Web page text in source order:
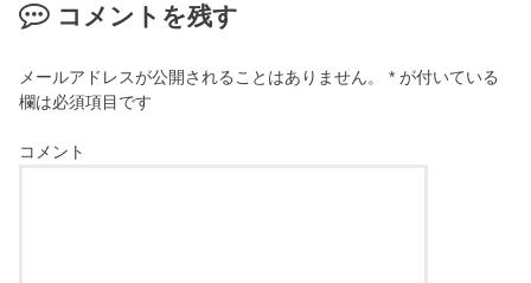
コメントを残す
メールアドレスが公開されることはありません。 * が付いている
欄は必須項目です
コメント